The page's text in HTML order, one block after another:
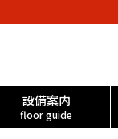
設備案内
floor guide